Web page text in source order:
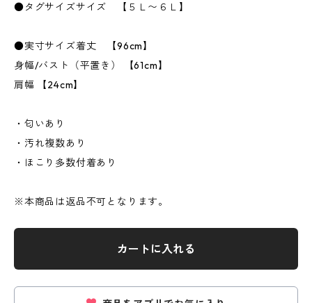
●タグサイズサイズ 【５Ｌ〜６Ｌ】
●実寸サイズ着丈 【96cm】
身幅/バスト（平置き） 【61cm】
肩幅 【24cm】
・匂いあり
・汚れ複数あり
・ほこり多数付着あり
※本商品は返品不可となります。
カートに入れる